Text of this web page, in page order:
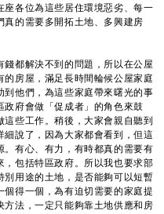
座各位為這些居住環境惡劣、每一
真的需要多開拓土地、多興建房
都解決不到的問題，所以在公屋
房屋，滿足長時間輪候公屋家庭
他們，為這些家庭帶來曙光的事
府會做「促成者」的角色來鼓
些工作。稍後，大家會親自聽到
說了，因為大家都會看到，但這
有心、有力，有時都真的需要有
，包括特區政府。所以我也要求部
別用途的土地，是否能夠可以短暫
得一個，為有迫切需要的家庭提
法，一定只能夠靠土地供應和房